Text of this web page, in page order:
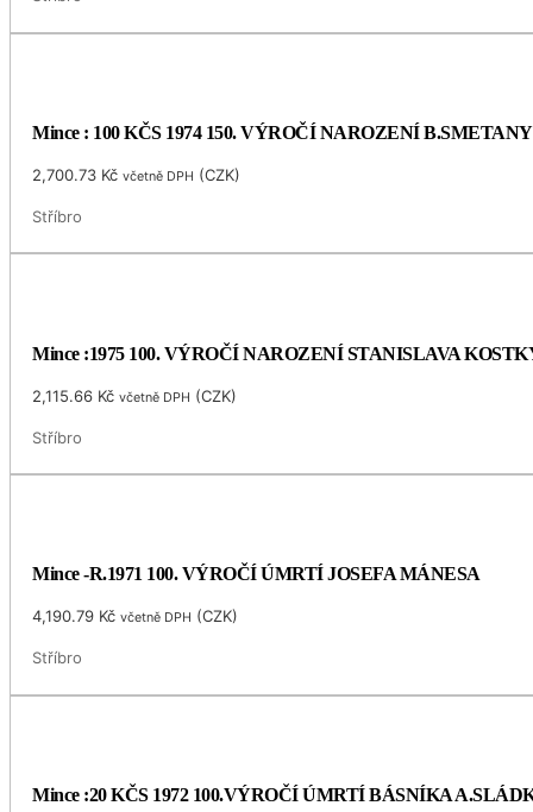
Mince : 100 KČS 1974 150. VÝROČÍ NAROZENÍ B.SMETANY
2,700.73 Kč včetně DPH (CZK)
Stříbro
Mince :1975 100. VÝROČÍ NAROZENÍ STANISLAVA
2,115.66 Kč včetně DPH (CZK)
Stříbro
Mince -R.1971 100. VÝROČÍ ÚMRTÍ JOSEFA MÁNESA
4,190.79 Kč včetně DPH (CZK)
Stříbro
Mince :20 KČS 1972 100.VÝROČÍ ÚMRTÍ BÁSNÍKA